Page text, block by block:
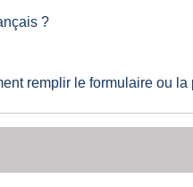
?
remplir le formulaire ou la